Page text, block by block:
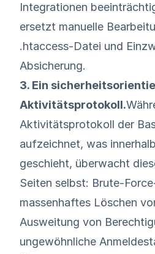
Integrationen
ersetzt manuelle
.htaccess-Datei und
Absicherung.
3. Ein
Aktivitätsprotokoll.
Aktivitätsprotokoll der
aufzeichnet, was
geschieht, überwacht
Seiten selbst: Brute-
massenhaftes Löschen
Ausweitung von
ungewöhnliche